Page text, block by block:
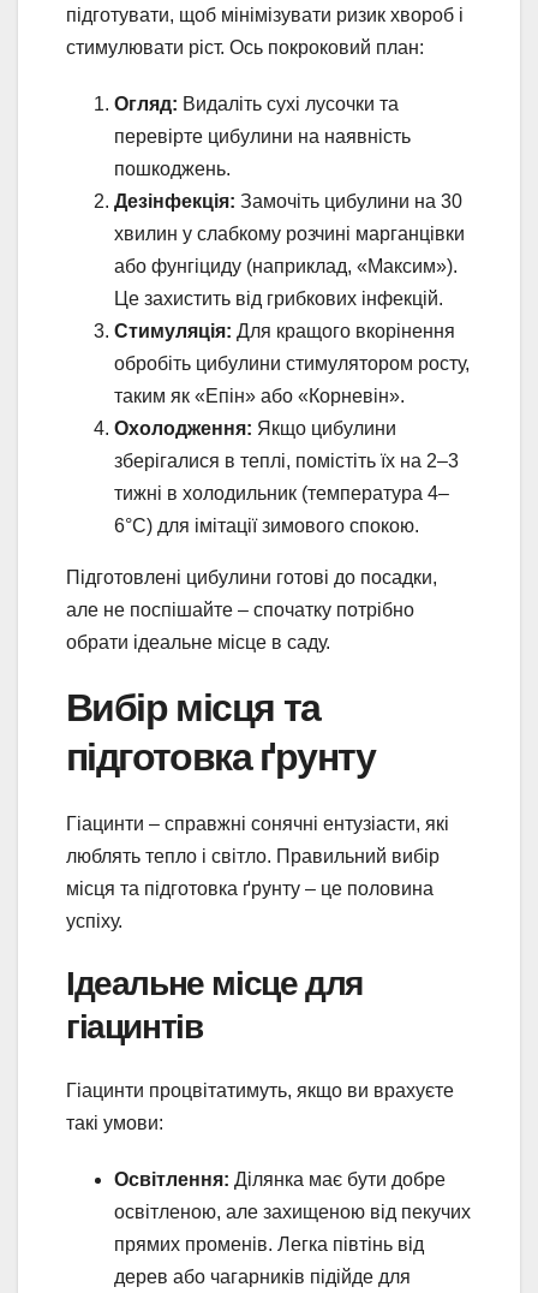
підготувати, щоб мінімізувати ризик хвороб і
стимулювати ріст. Ось покроковий план:
Огляд: Видаліть сухі лусочки та
перевірте цибулини на наявність
пошкоджень.
Дезінфекція: Замочіть цибулини на 30
хвилин у слабкому розчині марганцівки
або фунгіциду (наприклад, «Максим»).
Це захистить від грибкових інфекцій.
Стимуляція: Для кращого вкорінення
обробіть цибулини стимулятором росту,
таким як «Епін» або «Корневін».
Охолодження: Якщо цибулини
зберігалися в теплі, помістіть їх на 2–3
тижні в холодильник (температура 4–
6°C) для імітації зимового спокою.
Підготовлені цибулини готові до посадки,
але не поспішайте – спочатку потрібно
обрати ідеальне місце в саду.
Вибір місця та
підготовка ґрунту
Гіацинти – справжні сонячні ентузіасти, які
люблять тепло і світло. Правильний вибір
місця та підготовка ґрунту – це половина
успіху.
Ідеальне місце для
гіацинтів
Гіацинти процвітатимуть, якщо ви врахуєте
такі умови:
Освітлення: Ділянка має бути добре
освітленою, але захищеною від пекучих
прямих променів. Легка півтінь від
дерев або чагарників підійде для